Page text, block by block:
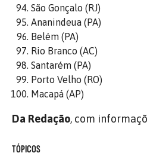
São Gonçalo (RJ)
Ananindeua (PA)
Belém (PA)
Rio Branco (AC)
Santarém (PA)
Porto Velho (RO)
Macapá (AP)
Da Redação, com
TÓPICOS